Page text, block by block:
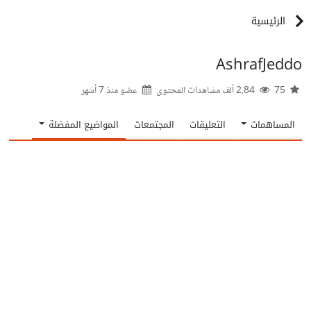
الرئيسية
AshrafJeddo
عضو منذ7 أشهر
المساهمات التعليقات المجتمعات المواضيع المفضلة